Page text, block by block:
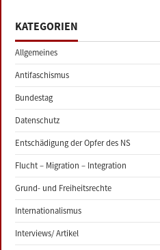
KATEGORIEN
Allgemeines
Antifaschismus
Bundestag
Datenschutz
Entschädigung der Opfer des NS
Flucht – Migration – Integration
Grund- und Freiheitsrechte
Internationalismus
Interviews/ Artikel